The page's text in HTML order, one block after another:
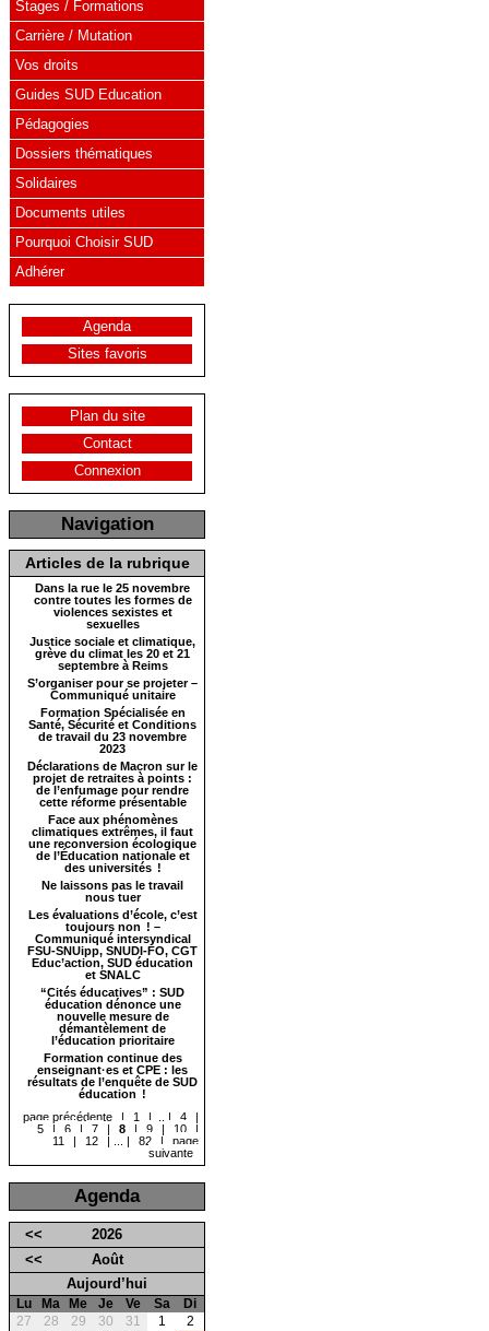
Stages / Formations
Carrière / Mutation
Vos droits
Guides SUD Education
Pédagogies
Dossiers thématiques
Solidaires
Documents utiles
Pourquoi Choisir SUD
Adhérer
Agenda
Sites favoris
Plan du site
Contact
Connexion
Navigation
Articles de la rubrique
Dans la rue le 25 novembre
contre toutes les formes de
violences sexistes et
sexuelles
Justice sociale et climatique,
grève du climat les 20 et 21
septembre à Reims
S’organiser pour se projeter –
Communiqué unitaire
Formation Spécialisée en
Santé, Sécurité et Conditions
de travail du 23 novembre
2023
Déclarations de Macron sur le
projet de retraites à points :
de l’enfumage pour rendre
cette réforme présentable
Face aux phénomènes
climatiques extrêmes, il faut
une reconversion écologique
de l’Éducation nationale et
des universités !
Ne laissons pas le travail
nous tuer
Les évaluations d’école, c’est
toujours non ! –
Communiqué intersyndical
FSU-SNUipp, SNUDI-FO, CGT
Educ’action, SUD éducation
et SNALC
“Cités éducatives” : SUD
éducation dénonce une
nouvelle mesure de
démantèlement de
l’éducation prioritaire
Formation continue des
enseignant·es et CPE : les
résultats de l’enquête de SUD
éducation !
page précédente
| 1 | | 4
|
5
| 6 | 7 | 8 | 9 | 10
|
11
| 12 | | 82 |
page
suivante
Agenda
<<
2026
<<
Août
Aujourd’hui
Lu Ma Me Je Ve Sa
Di
27
28 29 30 31 1
2